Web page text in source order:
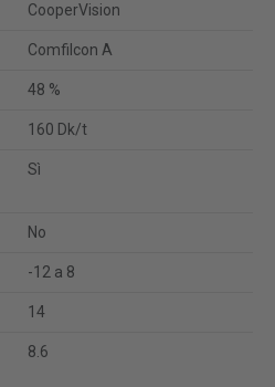
CooperVision
Comfilcon A
48 %
160 Dk/t
Sì
No
-12 a 8
14
8.6